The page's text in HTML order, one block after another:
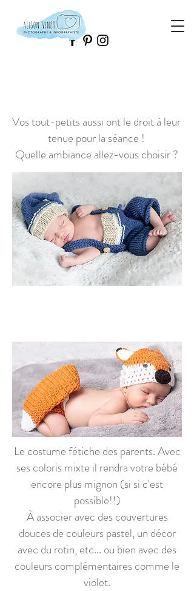
Vos tout-petits aussi ont le droit à leur
tenue pour la séance !
Quelle ambiance allez-vous choisir ?
Le costume fétiche des parents. Avec
ses coloris mixte il rendra votre bébé
encore plus mignon (si si c'est
possible!!)
À associer avec des couvertures
douces de couleurs pastel, un décor
avec du rotin, etc... ou bien avec des
couleurs complémentaires comme le
violet.